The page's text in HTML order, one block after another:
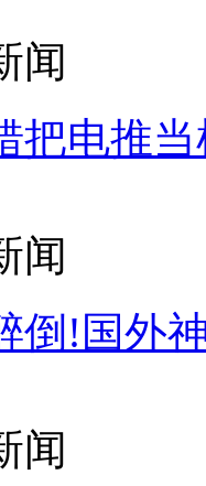
闻
把电推当
闻
倒!国外
闻